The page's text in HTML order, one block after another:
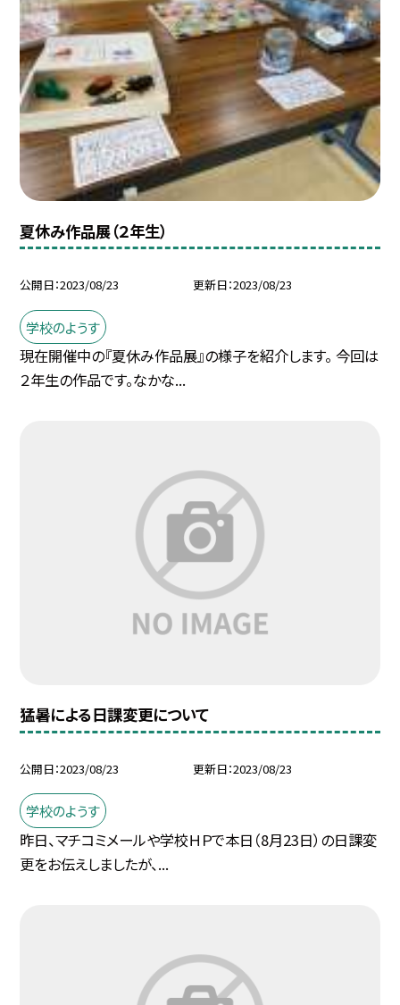
夏休み作品展（２年生）
公開日 2023/08/23 更新日 2023/08/23
学校のようす
現在開催中の『夏休み作品展』の様子を紹介します。 今回は
２年生の作品です。なかな...
猛暑による日課変更について
公開日 2023/08/23 更新日 2023/08/23
学校のようす
昨日、マチコミメールや学校ＨＰで本日（8月23日）の日課変
更をお伝えしましたが、...